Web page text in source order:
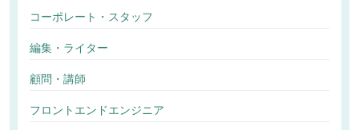
コーポレート・スタッフ
編集・ライター
顧問・講師
フロントエンドエンジニア